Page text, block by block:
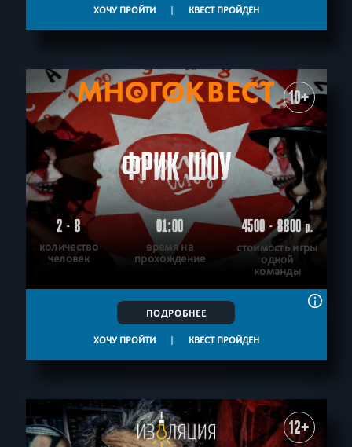
ХОЧУ ПРОЙТИ | КВЕСТ ПРОЙДЕН
10+
ФРИК ШОУ
2 - 8
количество
человек
01:00
время на
прохождение
4500 - 8800р.
стоимость игры
одной
команды
ПОДРОБНЕЕ
ХОЧУ ПРОЙТИ | КВЕСТ ПРОЙДЕН
12+